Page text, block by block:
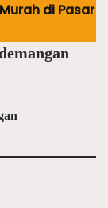
di Pasar